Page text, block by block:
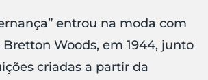
entrou na moda com
Bretton Woods, em 1944, junto
criadas a partir da